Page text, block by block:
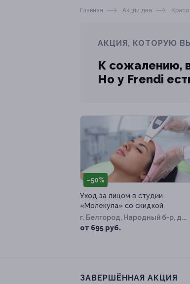
Главная Акции дня
АКЦИЯ, КОТОРУЮ
К сожалению,
Но у Frendi
–50%
Уход за лицом в студии
«Молекула» со скидкой
г. Белгород, Народный б-р, д.
87
от 695 руб.
ЗАВЕРШЁННАЯ АКЦИЯ